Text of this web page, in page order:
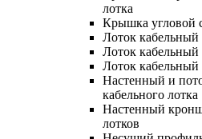
лотка
Крышка угловой
Лоток
Лоток кабельный
Лоток
Настенный и
кабельного лотка
Настенный
лотков